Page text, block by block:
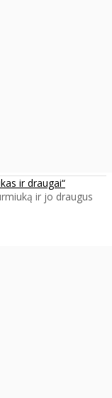
ir draugai“
ir jo draugus